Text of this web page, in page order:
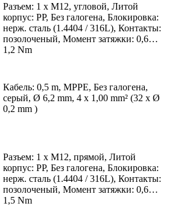
Разъем: 1 x M12, угловой, Литой
корпус: PP, Без галогена, Блокировка:
нерж. сталь (1.4404 / 316L), Контакты:
позолоченый, Момент затяжки: 0,6…
1,2 Nm
Кабель: 0,5 m, MPPE, Без галогена,
серый, Ø 6,2 mm, 4 x 1,00 mm² (32 x Ø
0,2 mm )
Разъем: 1 x M12, прямой, Литой
корпус: PP, Без галогена, Блокировка:
нерж. сталь (1.4404 / 316L), Контакты:
позолоченый, Момент затяжки: 0,6…
1,5 Nm